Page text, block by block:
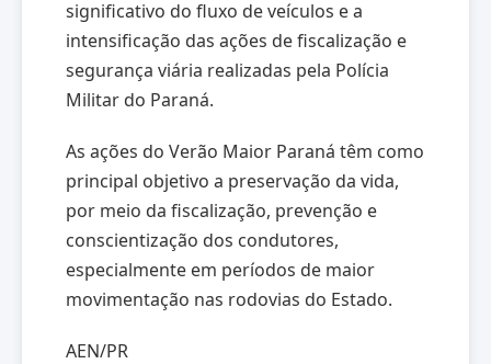
significativo do fluxo de veículos e a
intensificação das ações de fiscalização e
segurança viária realizadas pela Polícia
Militar do Paraná.
As ações do Verão Maior Paraná têm como
principal objetivo a preservação da vida,
por meio da fiscalização, prevenção e
conscientização dos condutores,
especialmente em períodos de maior
movimentação nas rodovias do Estado.
AEN/PR